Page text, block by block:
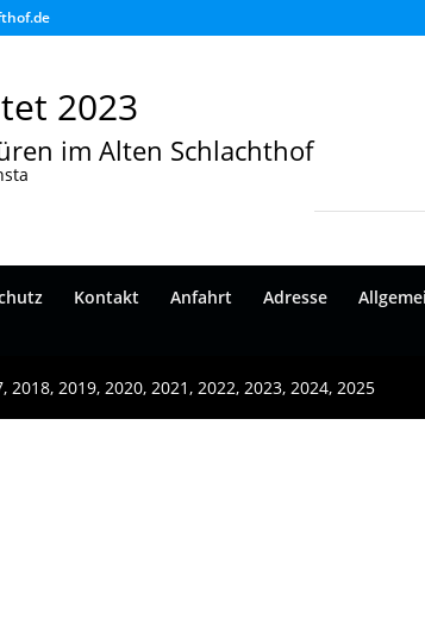
2023
im Alten Schlachthof
Kontakt Anfahrt Adresse
2019, 2020, 2021, 2022, 2023, 2024, 2025